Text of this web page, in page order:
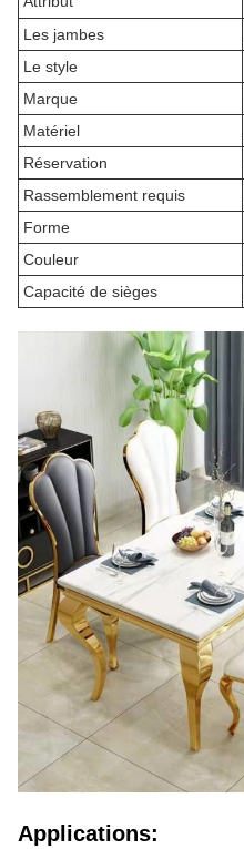
Les jambes
Le style
Marque
Matériel
Réservation
Rassemblement requis
Forme
Couleur
Capacité de sièges
Applications: